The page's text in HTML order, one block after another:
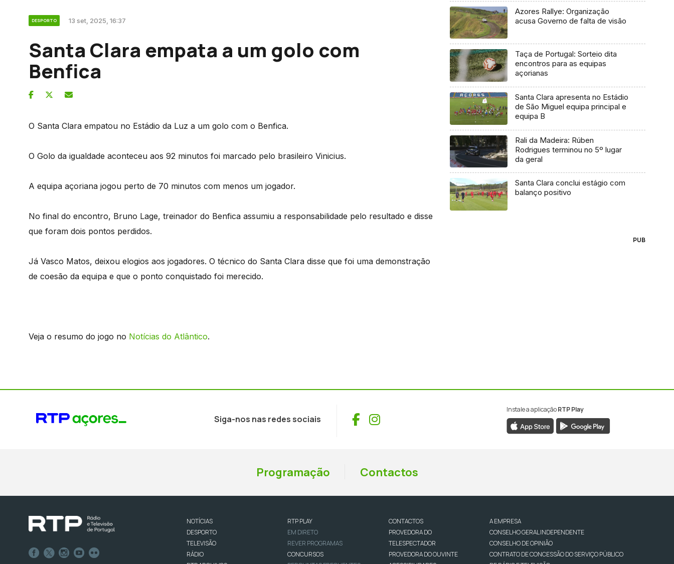
DESPORTO 13 set, 2025, 16:37
Santa Clara empata a um golo com
Benfica
O Santa Clara empatou no Estádio da Luz a um golo com o Benfica.
O Golo da igualdade aconteceu aos 92 minutos foi marcado pelo brasileiro Vinicius.
A equipa açoriana jogou perto de 70 minutos com menos um jogador.
No final do encontro, Bruno Lage, treinador do Benfica assumiu a responsabilidade pelo resultado e disse
que foram dois pontos perdidos.
Já Vasco Matos, deixou elogios aos jogadores. O técnico do Santa Clara disse que foi uma demonstração
de coesão da equipa e que o ponto conquistado foi merecido.
Veja o resumo do jogo no Notícias do Atlântico.
Azores Rallye: Organização
acusa Governo de falta de visão
Taça de Portugal: Sorteio dita
encontros para as equipas
açorianas
Santa Clara apresenta no Estádio
de São Miguel equipa principal e
equipa B
Rali da Madeira: Rúben
Rodrigues terminou no 5º lugar
da geral
Santa Clara conclui estágio com
balanço positivo
PUB
Siga-nos nas redes sociais Facebook
Instagram
Instale a aplicaçãoRTP Play
Programação Contactos
NOTÍCIAS
DESPORTO
TELEVISÃO
RÁDIO
RTP PLAY
EM DIRETO
REVER PROGRAMAS
CONCURSOS
CONTACTOS
PROVEDORA DO
TELESPECTADOR
PROVEDORA DO OUVINTE
A EMPRESA
CONSELHO GERAL INDEPENDENTE
CONSELHO DE OPINIÃO
CONTRATO DE CONCESSÃO DO SERVIÇO PÚBLICO